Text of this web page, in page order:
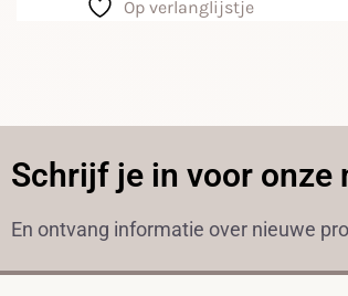
Op verlanglijstje
Schrijf je in voor onze
En ontvang informatie over nieuwe